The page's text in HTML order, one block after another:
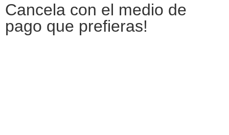
Cancela con el medio de
pago que prefieras!